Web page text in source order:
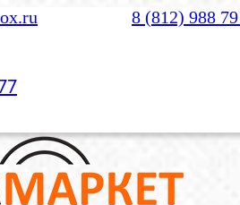
8 (812) 988